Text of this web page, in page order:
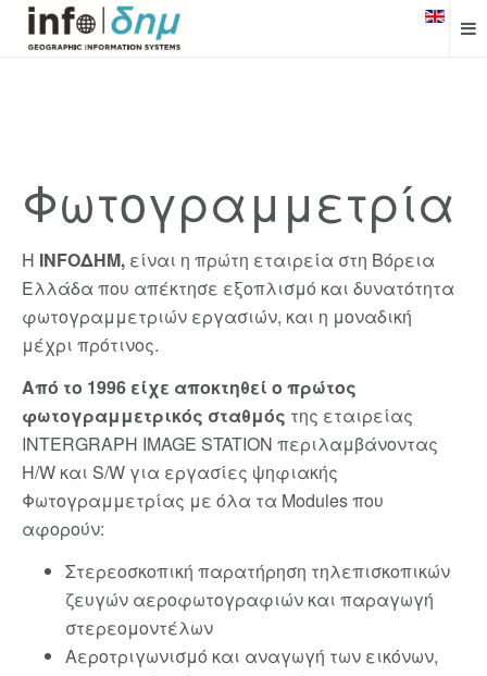
Φωτογραμμετρία
Η INFOΔHM, είναι η πρώτη εταιρεία στη Βόρεια
Ελλάδα που απέκτησε εξοπλισμό και δυνατότητα
φωτογραμμετριών εργασιών, και η μοναδική
μέχρι πρότινος.
Από το 1996 είχε αποκτηθεί ο πρώτος
φωτογραμμετρικός σταθμός της εταιρείας
INTERGRAPH IMAGE STATION περιλαμβάνοντας
H/W και S/W για εργασίες ψηφιακής
Φωτογραμμετρίας με όλα τα Modules που
αφορούν:
Στερεοσκοπική παρατήρηση τηλεπισκοπικών
ζευγών αεροφωτογραφιών και παραγωγή
στερεομοντέλων
Αεροτριγωνισμό και αναγωγή των εικόνων,